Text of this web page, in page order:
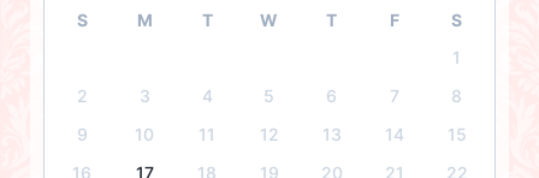
S M T W T F
S
1
2
3 4 5 6 7
8
9
10 11 12 13 14
15
16
17 18 19 20 21
22